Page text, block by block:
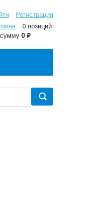
Регистрация
0 позиций
0 ₽